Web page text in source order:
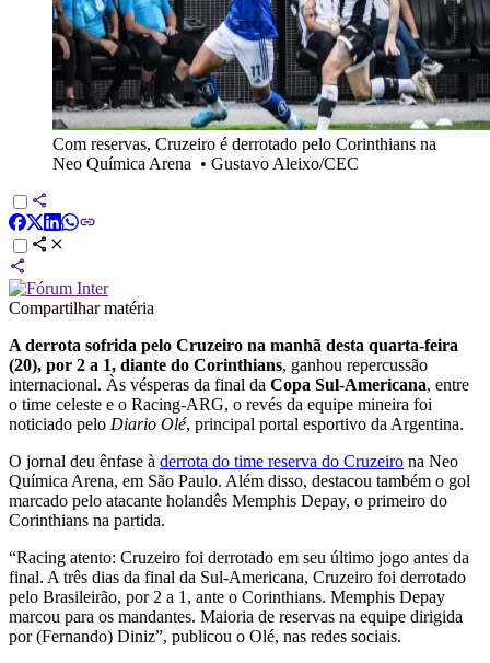
Com reservas, Cruzeiro é derrotado pelo Corinthians na
Neo Química Arena • Gustavo Aleixo/CEC
Compartilhar matéria
A derrota sofrida pelo Cruzeiro na manhã desta quarta-feira
(20), por 2 a 1, diante do Corinthians, ganhou repercussão
internacional. Às vésperas da final da Copa Sul-Americana, entre
o time celeste e o Racing-ARG, o revés da equipe mineira foi
noticiado pelo Diario Olé, principal portal esportivo da Argentina.
O jornal deu ênfase à derrota do time reserva do Cruzeiro na Neo
Química Arena, em São Paulo. Além disso, destacou também o gol
marcado pelo atacante holandês Memphis Depay, o primeiro do
Corinthians na partida.
“Racing atento: Cruzeiro foi derrotado em seu último jogo antes da
final. A três dias da final da Sul-Americana, Cruzeiro foi derrotado
pelo Brasileirão, por 2 a 1, ante o Corinthians. Memphis Depay
marcou para os mandantes. Maioria de reservas na equipe dirigida
por (Fernando) Diniz”, publicou o Olé, nas redes sociais.